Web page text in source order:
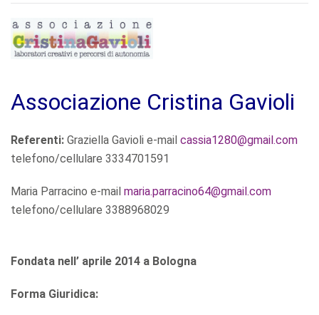
Associazione Cristina Gavioli
Referenti: Graziella Gavioli e-mail cassia1280@gmail.com
telefono/cellulare 3334701591
Maria Parracino e-mail maria.parracino64@gmail.com
telefono/cellulare 3388968029
Fondata nell’ aprile 2014 a Bologna
Forma Giuridica: